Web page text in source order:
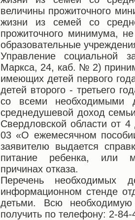
величины прожиточного
жизни из семей со
прожиточного минимума,
образовательные
Управление социальной
Маркса, 24, каб. № 2)
имеющих детей первого
детей второго - третьего
со всеми необходимыми
среднедушевой доход
Свердловской области от
03 «О ежемесячном
заявителю выдается
питание ребенка, или
причинах отказа.
Перечень необходимых
информационном стенде
детьми. Всю
получить по телефону: 2-84-